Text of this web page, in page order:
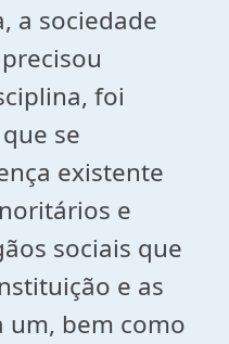
a sociedade
foi
se
existente
e
sociais que
e as
um, bem como